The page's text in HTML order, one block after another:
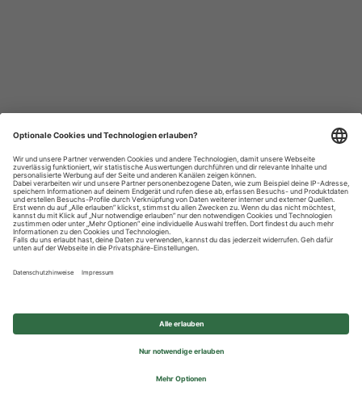
Datenschutzhinweise
Impressum
Privatsphäre-Einstellungen
© 2026 REWE Group - All rights reserved